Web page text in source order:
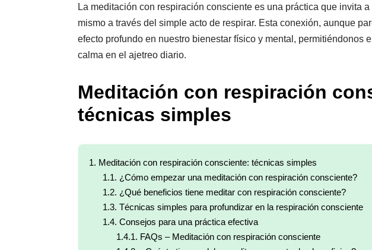
La meditación con respiración consciente es una práctica que invita
mismo a través del simple acto de respirar. Esta conexión, aunque
efecto profundo en nuestro bienestar físico y mental, permitiéndonos
calma en el ajetreo diario.
Meditación con respiración
técnicas simples
1. Meditación con respiración consciente: técnicas simples
1.1. ¿Cómo empezar una meditación con respiración consciente?
1.2. ¿Qué beneficios tiene meditar con respiración consciente?
1.3. Técnicas simples para profundizar en la respiración consciente
1.4. Consejos para una práctica efectiva
1.4.1. FAQs – Meditación con respiración consciente